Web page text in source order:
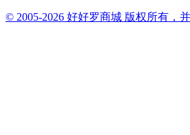
© 2005-2026 好好罗商城 版权所有，